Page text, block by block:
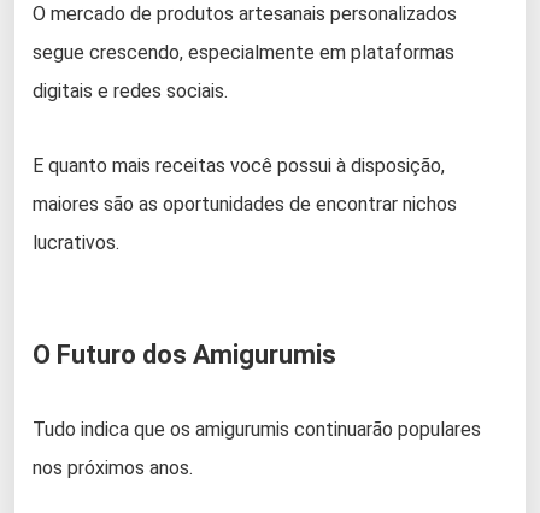
O mercado de produtos artesanais personalizados
segue crescendo, especialmente em plataformas
digitais e redes sociais.
E quanto mais receitas você possui à disposição,
maiores são as oportunidades de encontrar nichos
lucrativos.
O Futuro dos Amigurumis
Tudo indica que os amigurumis continuarão populares
nos próximos anos.